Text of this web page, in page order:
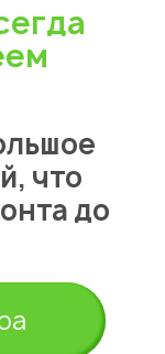
что
до